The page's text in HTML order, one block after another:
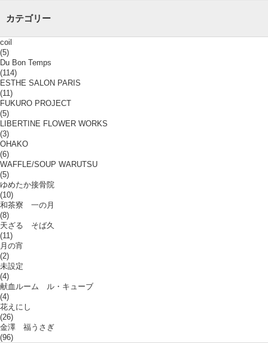
カテゴリー
coil
(5)
Du Bon Temps
(114)
ESTHE SALON PARIS
(11)
FUKURO PROJECT
(5)
LIBERTINE FLOWER WORKS
(3)
OHAKO
(6)
WAFFLE/SOUP WARUTSU
(5)
ゆめたか接骨院
(10)
和茶寮 一の月
(8)
天ざる そば久
(11)
月の宵
(2)
未設定
(4)
献血ルーム ル・キューブ
(4)
花えにし
(26)
金澤 福うさぎ
(96)